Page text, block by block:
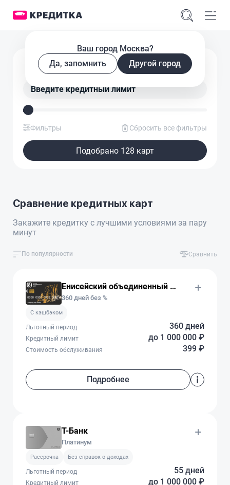
Ваш город Москва?
Да, запомнить
Другой город
Подобрать кредитную карту
Введите кредитный лимит
Фильтры Сбросить все фильтры
Подобрано 128 карт
Сравнение кредитных карт
Закажите кредитку с лучшими условиями за пару
минут
По популярности Сравнить
Енисейский объединенный Банк
360 дней без %
C кэшбэком
360 дней
Льготный период
до 1 000 000 ₽
Кредитный лимит
399 ₽
Стоимость обслуживания
Подробнее
Т-Банк
Платинум
Рассрочка Без справок о доходах
55 дней
Льготный период
до 1 000 000 ₽
Кредитный лимит